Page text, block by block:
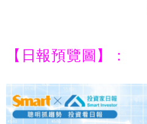
【日報預覽圖】：